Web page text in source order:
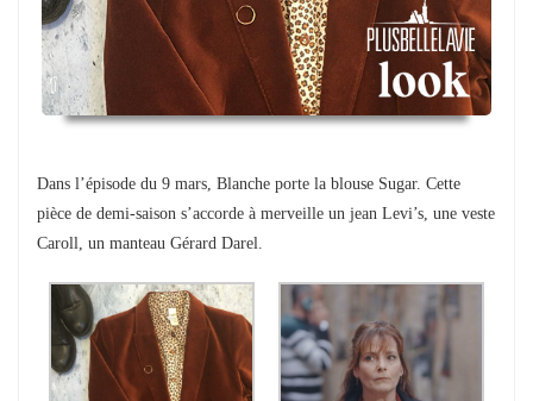
Dans l’épisode du 9 mars, Blanche porte la blouse Sugar. Cette
pièce de demi-saison s’accorde à merveille un jean Levi’s, une veste
Caroll, un manteau Gérard Darel.